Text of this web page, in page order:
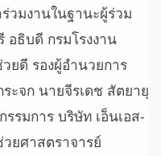
วมงานในฐานะผู้ร่วม
อธิบดี กรมโรงงาน
ยดี รองผู้อำนวยการ
ะจก นายจีรเดช สัตยายุ
รมการ บริษัท เอ็นเอส-
ยศาสตราจารย์